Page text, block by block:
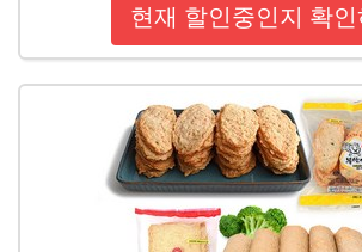
현재 할인중인지 확인